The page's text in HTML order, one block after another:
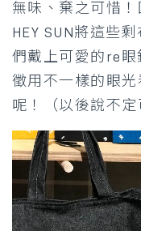
無味、棄之可惜！
HEY SUN將這些
們戴上可愛的re眼
徵用不一樣的眼
呢！（以後說不定